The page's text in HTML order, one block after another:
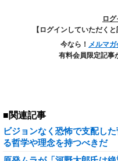
ロ
【ログインしていただく
今なら！ メルマ
有料会員限定記事
■関連記事
ビジョンなく恐怖で支配し
る哲学や理念を持つべきだ